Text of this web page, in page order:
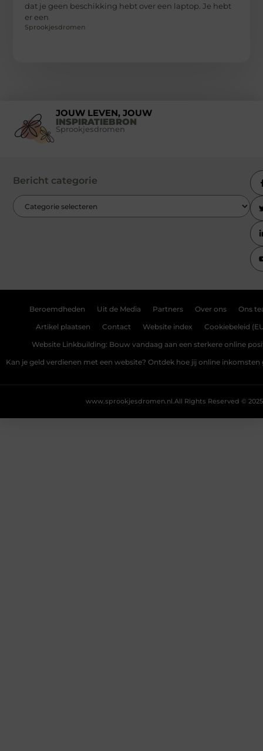
dat je geen beschikking hebt over een laptop. Je hebt
er een
Sprookjesdromen
JOUW LEVEN, JOUW
INSPIRATIEBRON
Sprookjesdromen
Bericht categorie
Beroemdheden Uit de Media Partners Over ons Ons
Artikel plaatsen Contact Website index Cookiebeleid
Website Linkbuilding: Bouw vandaag aan een sterkere online
Kan je geld verdienen met een website? Ontdek hoe jij online inkomsten
All Rights Reserved © 2025
www.sprookjesdromen.nl.